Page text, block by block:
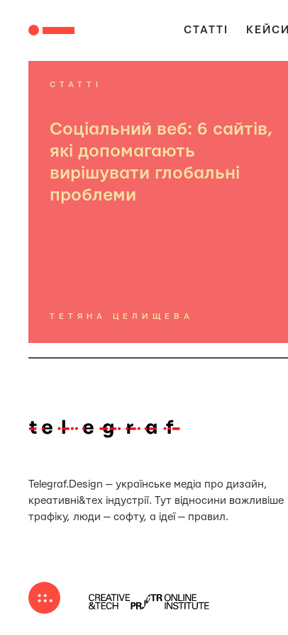
СТАТТІ КЕЙСИ
СТАТТІ
Соціальний веб: 6 сайтів,
які допомагають
вирішувати глобальні
проблеми
ТЕТЯНА ЦЕЛИЩЕВА
Telegraf.Design — українське медіа про дизайн,
креативні&тех індустрії. Тут відносини важливіше
трафіку, люди — софту, а ідеї — правил.